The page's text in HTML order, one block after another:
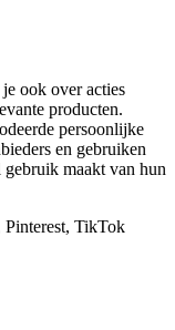
ook over acties
producten.
persoonlijke
en gebruiken
maakt van hun
TikTok